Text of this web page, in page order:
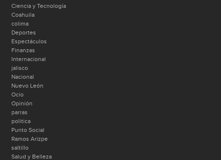
Ciencia y Tecnología
Coahuila
colima
Deportes
Espectáculos
Finanzas
Internacional
jalisco
Nacional
Nuevo León
Ocio
Opinión
parras
politica
Punto Social
Ramos Arizpe
saltillo
Salud y Belleza